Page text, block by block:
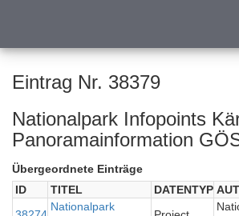
Eintrag Nr. 38379
Nationalpark Infopoints
Panoramainformation
Übergeordnete Einträge
ID
TITEL DATENTYP
Nationalpark